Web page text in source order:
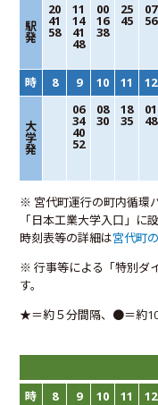
駅
発
20
41
58
11
14
41
48
00
16
38
25
45
07
56
時 8 9 10 11 12
大
学
発
06
34
40
52
08
30
18
35
01
48
※ 宮代町運行の町内循環
「日本工業大学入口」に
時刻表等の詳細は宮代町
※ 行事等による「特別ダ
す。
★＝約５分間隔、●＝約
時 8 9 10 11 12